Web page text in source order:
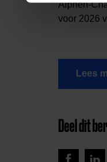
Alphen-
voor 2026
Lees
Deel dit